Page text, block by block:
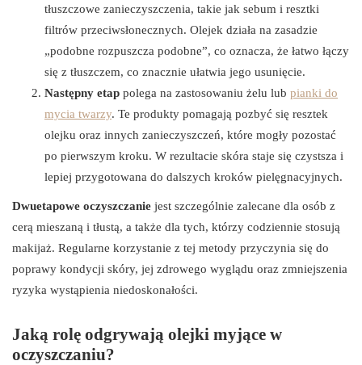
tłuszczowe zanieczyszczenia, takie jak sebum i resztki
filtrów przeciwsłonecznych. Olejek działa na zasadzie
„podobne rozpuszcza podobne”, co oznacza, że łatwo łączy
się z tłuszczem, co znacznie ułatwia jego usunięcie.
Następny etap polega na zastosowaniu żelu lub pianki do
mycia twarzy. Te produkty pomagają pozbyć się resztek
olejku oraz innych zanieczyszczeń, które mogły pozostać
po pierwszym kroku. W rezultacie skóra staje się czystsza i
lepiej przygotowana do dalszych kroków pielęgnacyjnych.
Dwuetapowe oczyszczanie jest szczególnie zalecane dla osób z
cerą mieszaną i tłustą, a także dla tych, którzy codziennie stosują
makijaż. Regularne korzystanie z tej metody przyczynia się do
poprawy kondycji skóry, jej zdrowego wyglądu oraz zmniejszenia
ryzyka wystąpienia niedoskonałości.
Jaką rolę odgrywają olejki myjące w
oczyszczaniu?